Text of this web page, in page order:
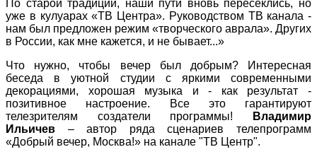
По старой традиции, наши пути вновь пересеклись, но
уже в кулуарах «ТВ Центра». Руководством ТВ канала -
нам был предложен режим «творческого аврала». Других
в России, как мне кажется, и не бывает...»
Что нужно, чтобы вечер был добрым? Интересная
беседа в уютной студии с яркими современными
декорациями, хорошая музыка и - как результат -
позитивное настроение. Все это гарантируют
телезрителям создатели программы!
Владимир
Ильичев – автор ряда сценариев телепрограмм
«Добрый вечер, Москва!» на канале "ТВ Центр".